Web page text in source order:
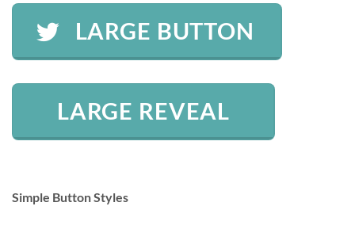
LARGE BUTTON
LARGE REVEAL
Simple Button Styles